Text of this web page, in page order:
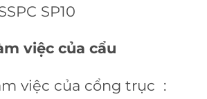
SP10
việc của cẩu
việc của cổng trục :